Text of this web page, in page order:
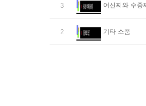
3 어신찌와 수중
2 기타 소품